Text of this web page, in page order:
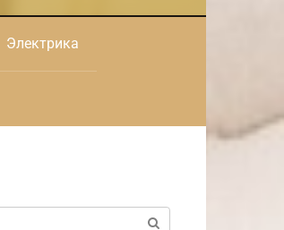
Электрика